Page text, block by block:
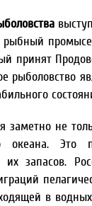
принят
рыболовство
заметно не
океана. Это
их запасов.
в